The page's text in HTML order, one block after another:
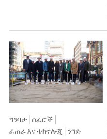
ግንባታ ሰፈሮች
ፈጠራ እና ቴክኖሎጂ
ንግድ